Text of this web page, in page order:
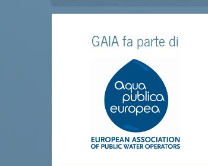
GAIA fa parte di